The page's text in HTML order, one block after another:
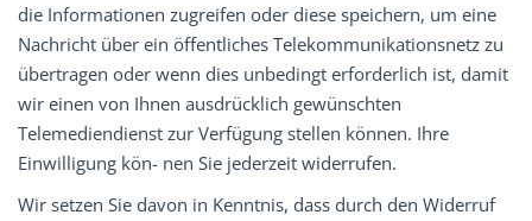
die Informationen zugreifen oder diese speichern, um eine
Nachricht über ein öffentliches Telekommunikationsnetz zu
übertragen oder wenn dies unbedingt erforderlich ist, damit
wir einen von Ihnen ausdrücklich gewünschten
Telemediendienst zur Verfügung stellen können. Ihre
Einwilligung kön- nen Sie jederzeit widerrufen.
Wir setzen Sie davon in Kenntnis, dass durch den Widerruf